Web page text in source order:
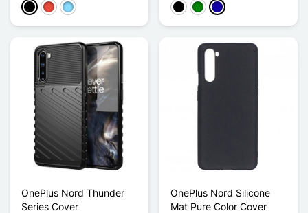
Schwarz
Rot Hellblau Schwarz
GrünDunkelblau
OnePlus Nord Thunder
Series Cover
OnePlus Nord Silicone
Mat Pure Color Cover